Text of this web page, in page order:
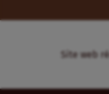
Site web